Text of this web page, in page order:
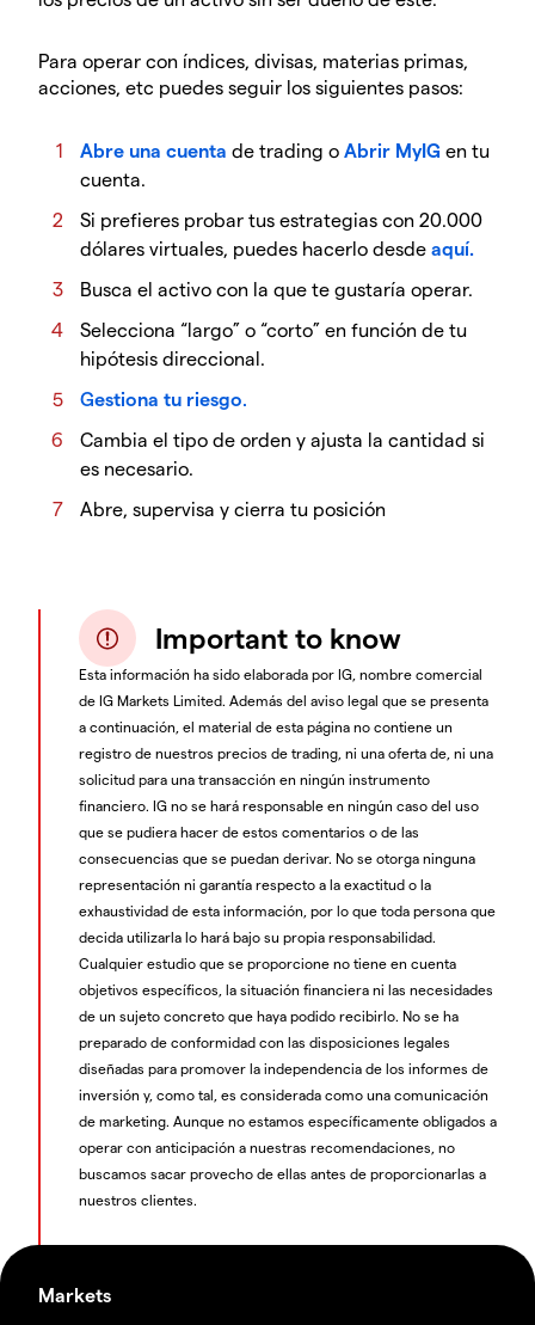
Para operar con índices, divisas, materias primas,
acciones, etc puedes seguir los siguientes pasos:
Abre una cuenta de trading o Abrir MyIG en tu
cuenta.
Si prefieres probar tus estrategias con 20.000
dólares virtuales, puedes hacerlo desde aquí.
Busca el activo con la que te gustaría operar.
Selecciona “largo” o “corto” en función de tu
hipótesis direccional.
Gestiona tu riesgo.
Cambia el tipo de orden y ajusta la cantidad si
es necesario.
Abre, supervisa y cierra tu posición
Important to know
Esta información ha sido elaborada por IG, nombre comercial
de IG Markets Limited. Además del aviso legal que se presenta
a continuación, el material de esta página no contiene un
registro de nuestros precios de trading, ni una oferta de, ni una
solicitud para una transacción en ningún instrumento
financiero. IG no se hará responsable en ningún caso del uso
que se pudiera hacer de estos comentarios o de las
consecuencias que se puedan derivar. No se otorga ninguna
representación ni garantía respecto a la exactitud o la
exhaustividad de esta información, por lo que toda persona que
decida utilizarla lo hará bajo su propia responsabilidad.
Cualquier estudio que se proporcione no tiene en cuenta
objetivos específicos, la situación financiera ni las necesidades
de un sujeto concreto que haya podido recibirlo. No se ha
preparado de conformidad con las disposiciones legales
diseñadas para promover la independencia de los informes de
inversión y, como tal, es considerada como una comunicación
de marketing. Aunque no estamos específicamente obligados a
operar con anticipación a nuestras recomendaciones, no
buscamos sacar provecho de ellas antes de proporcionarlas a
nuestros clientes.
Markets